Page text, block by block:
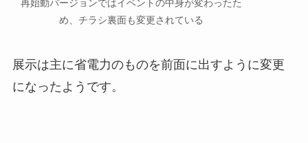
再始動バージョンではイベントの中身が変わったた
め、チラシ裏面も変更されている
展示は主に省電力のものを前面に出すように変更
になったようです。